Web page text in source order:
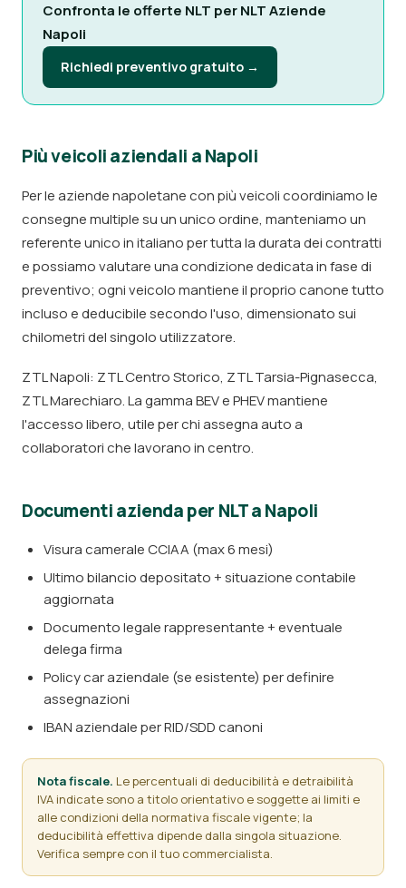
Confronta le offerte NLT per NLT Aziende
Napoli
Richiedi preventivo gratuito →
Più veicoli aziendali a Napoli
Per le aziende napoletane con più veicoli coordiniamo le
consegne multiple su un unico ordine, manteniamo un
referente unico in italiano per tutta la durata dei contratti
e possiamo valutare una condizione dedicata in fase di
preventivo; ogni veicolo mantiene il proprio canone tutto
incluso e deducibile secondo l'uso, dimensionato sui
chilometri del singolo utilizzatore.
ZTL Napoli: ZTL Centro Storico, ZTL Tarsia-Pignasecca,
ZTL Marechiaro. La gamma BEV e PHEV mantiene
l'accesso libero, utile per chi assegna auto a
collaboratori che lavorano in centro.
Documenti azienda per NLT a Napoli
Visura camerale CCIAA (max 6 mesi)
Ultimo bilancio depositato + situazione contabile
aggiornata
Documento legale rappresentante + eventuale
delega firma
Policy car aziendale (se esistente) per definire
assegnazioni
IBAN aziendale per RID/SDD canoni
Nota fiscale. Le percentuali di deducibilità e detraibilità
IVA indicate sono a titolo orientativo e soggette ai limiti e
alle condizioni della normativa fiscale vigente; la
deducibilità effettiva dipende dalla singola situazione.
Verifica sempre con il tuo commercialista.